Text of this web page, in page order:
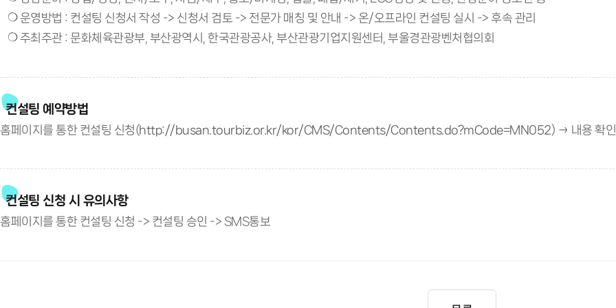
❍ 운영방법 : 컨설팅 신청서 작성 -> 신청서 검토 -> 전문가 매칭 및 안내 -> 온/오프라인 컨설팅 실시 -> 후속 관리
❍ 주최주관 : 문화체육관광부, 부산광역시, 한국관광공사, 부산관광기업지원센터, 부울경관광벤처협의회
컨설팅 예약방법
홈페이지를 통한 컨설팅 신청(http://busan.tourbiz.or.kr/kor/CMS/Contents/Contents.do?mCode=MN052) → 내용 확
컨설팅 신청 시 유의사항
홈페이지를 통한 컨설팅 신청 -> 컨설팅 승인 -> SMS통보